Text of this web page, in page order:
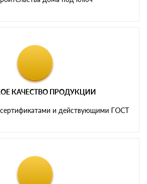
КАЧЕСТВО ПРОДУКЦИИ
и действующими ГОСТ